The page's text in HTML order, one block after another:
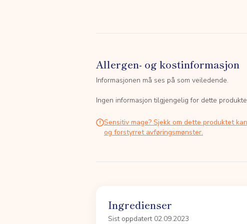
Allergen- og kostinformasjon
Informasjonen må ses på som veiledende.
Ingen informasjon tilgjengelig for dette
Sensitiv mage? Sjekk om dette produktet
og forstyrret avføringsmønster.
Ingredienser
Sist oppdatert 02.09.2023